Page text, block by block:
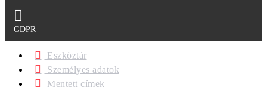
GDPR
Eszköztár
Személyes adatok
Mentett címek